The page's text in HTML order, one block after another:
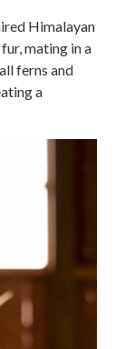
Himalayan
mating in a
ferns and
a